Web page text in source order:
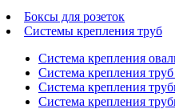
Боксы для розеток
Системы крепления труб
Система крепления
Система крепления
Система крепления
Система крепления